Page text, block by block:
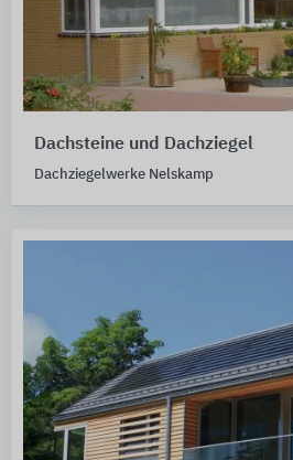
Dachsteine und Dachziegel
Dachziegelwerke Nelskamp